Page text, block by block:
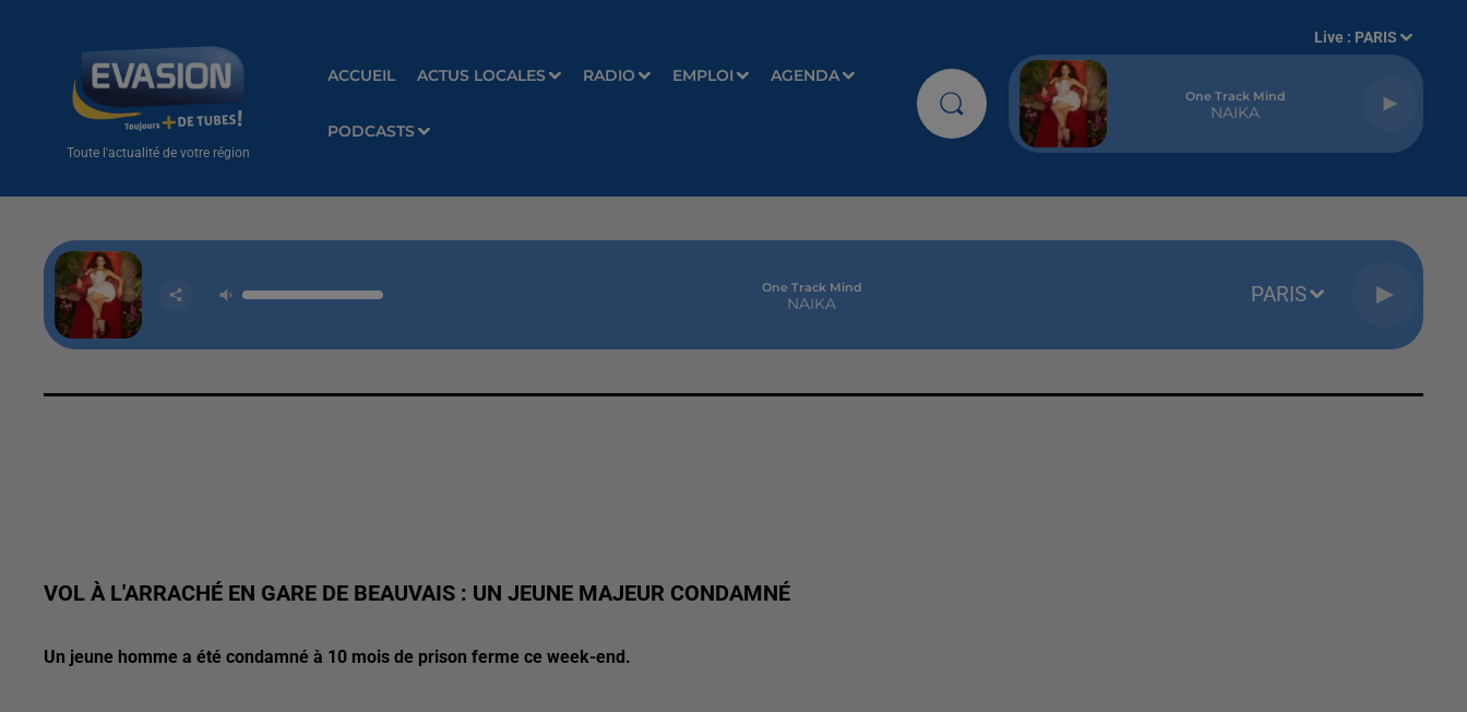
Toute l'actualité de votre région
ACCUEIL ACTUS LOCALES RADIO EMPLOI AGENDA
PODCASTS
Live : PARIS
One Track Mind
NAIKA
One Track Mind
NAIKA PARIS
VOL À L'ARRACHÉ EN GARE DE BEAUVAIS : UN JEUNE MAJEUR CONDAMNÉ
Un jeune homme a été condamné à 10 mois de prison ferme ce week-end.